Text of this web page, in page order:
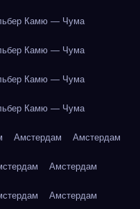
Камю — Чума
Камю — Чума
Камю — Чума
Камю — Чума
Амстердам Амстердам
Амстердам
Амстердам